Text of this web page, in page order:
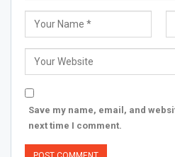
Save my name, email, and
next time I comment.